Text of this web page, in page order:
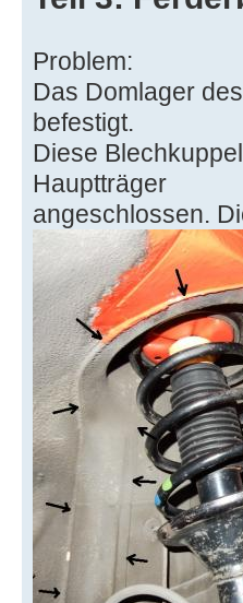
Problem:
Das Domlager
befestigt.
Diese
Hauptträger
angeschlossen.